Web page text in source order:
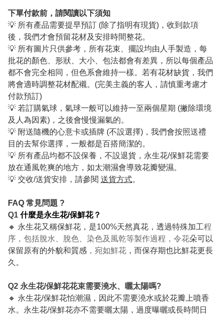
下單付款前，請閱讀以下須知
💡 所有產品需要提早預訂 (除了指明有現貨)，收到款項
後，我們才會預留花材及安排時間整花。
💡 所有圖片只供參考，所有花束、擺設均由人手製造，每
批花的顏色、形狀、大小、包法都會有差異，所以每個產品
都不會完全相同，但色系會維持一樣。若有花材缺貨，我們
將會適時調整花材配襯。(完美主義的客人，請慎重考慮才
付款預訂)
💡 若訂購氣球，氣球一般可以維持一至兩個星期 (撇除環境
及人為因素)，之後會慢慢漏氣的。
💡 附送隨機的心意卡或插牌 (不設選擇)，我們會按照送禮
目的去幫你選擇，一般都是百搭簡潔的。
💡 所有產品均都不設保養，不設退貨，永生花/保鮮花需要
放在通風乾爽的地方，如太潮濕會導致花瓣變濕。
💡 交收/送貨安排，請參閱 送貨方式。
FAQ 常見問題 ?
Q1 什麼是永生花/保鮮花？
🔸 永生花又稱保鮮花，是100%天然真花，透過特殊加工程
序，包括脫水、脫色、染色及風乾等製作過程，令花朵可以
保留原有的外貌和質感 ，宛如鮮花 ，而保存期也比鮮花更長
久。
Q2 永生花/保鮮花花束需要澆水、曬太陽嗎?
🔸 永生花/保鮮花怕潮濕，因此不需要澆水或於花瓣上噴香
水。永生花/保鮮花亦不需要曬太陽，過度曝曬或長時間日